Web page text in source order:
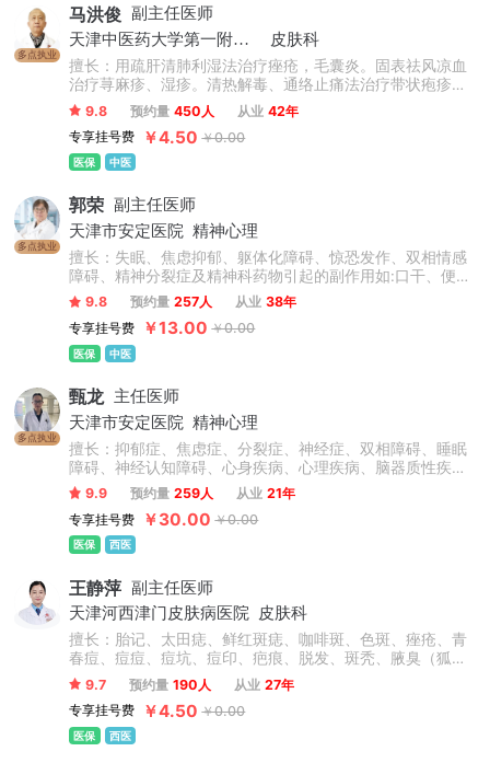
多点执业
马洪俊 副主任医师
天津中医药大学第一附属医院
皮肤科
擅长：用疏肝清肺利湿法治疗痤疮，毛囊炎。固表祛风凉血
治疗荨麻疹、湿疹。清热解毒、通络止痛法治疗带状疱疹。
清热凉血、活血化瘀治疗过敏性紫癜都有较好的疗效。对于
银屑病、酒糟鼻、结节性痒疹等难治性皮肤病，通过中医中
药治疗都有较好的疗效。
9.8 预约量 450人 从业 42年
专享挂号费
￥4.50 ￥0.00
医保 中医
多点执业
郭荣 副主任医师
天津市安定医院 精神心理
擅长：失眠、焦虑抑郁、躯体化障碍、惊恐发作、双相情感
障碍、精神分裂症及精神科药物引起的副作用如:口干、便
秘、闭经、胃肠道反应等方面的治疗积累了丰富的经验。
9.8 预约量 257人 从业 38年
专享挂号费
￥13.00 ￥0.00
医保 中医
多点执业
甄龙 主任医师
天津市安定医院 精神心理
擅长：抑郁症、焦虑症、分裂症、神经症、双相障碍、睡眠
障碍、神经认知障碍、心身疾病、心理疾病、脑器质性疾
病、神经系统遗传性疾病等常见疾病的诊治及心理咨询，对
复杂、疑难的精神、神经、心理疾病有扎实的理论基础和丰
富的临床经验。
9.9 预约量 259人 从业 21年
专享挂号费
￥30.00 ￥0.00
医保 西医
王静萍 副主任医师
天津河西津门皮肤病医院 皮肤科
擅长：胎记、太田痣、鲜红斑痣、咖啡斑、色斑、痤疮、青
春痘、痘痘、痘坑、痘印、疤痕、脱发、斑秃、腋臭（狐
臭）、皮炎、湿疹、过敏、瘙痒、黄褐斑、雀斑、酒糟鼻、
红血丝。并熟练掌握常见皮肤病的治疗牛皮癣（银屑病）、
白癜风、灰指甲、甲沟炎、毛囊炎、扁平疣、寻常疣、祛
痣、带状疱疹、疥疮、糠疹、皮肤癣、皮肤性病（生殖器疱
9.7 预约量 190人 从业 27年
专享挂号费
￥4.50 ￥0.00
医保 西医